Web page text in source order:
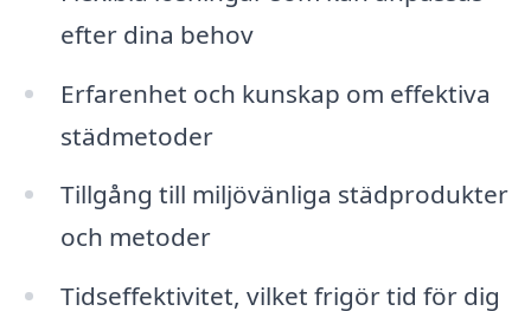
efter dina behov
Erfarenhet och kunskap om effektiva
städmetoder
Tillgång till miljövänliga städprodukter
och metoder
Tidseffektivitet, vilket frigör tid för dig